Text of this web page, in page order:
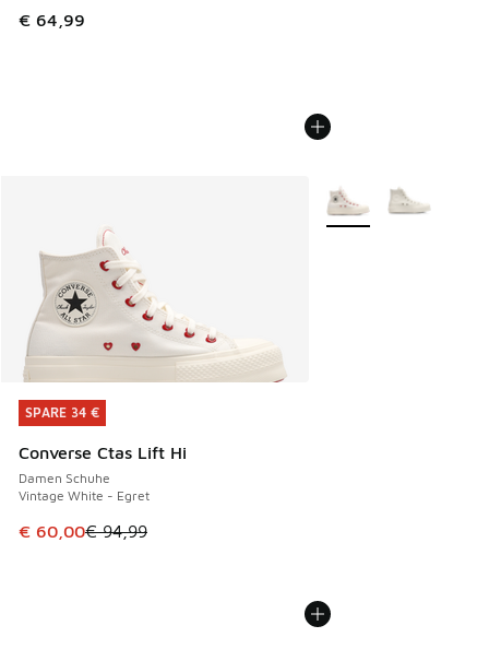
€ 64,99
SPARE 34 €
Converse Ctas Lift Hi
Damen Schuhe
Vintage White - Egret
Dieser Artikel ist im Sale. Der Preis ist von € 94,99 auf €
€ 60,00€ 94,99
SPARE 34 €
Weitere Farben